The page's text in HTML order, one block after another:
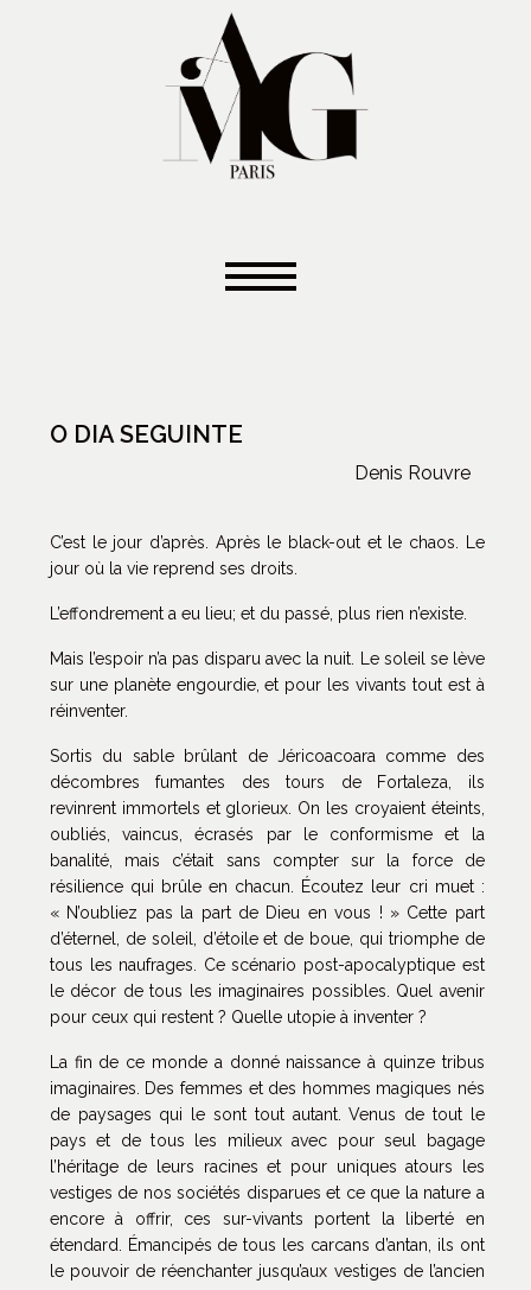
O DIA SEGUINTE
Denis Rouvre
C’est le jour d’après. Après le black-out et le chaos. Le
jour où la vie reprend ses droits.
L’effondrement a eu lieu; et du passé, plus rien n’existe.
Mais l’espoir n’a pas disparu avec la nuit. Le soleil se lève
sur une planète engourdie, et pour les vivants tout est à
réinventer.
Sortis du sable brûlant de Jéricoacoara comme des
décombres fumantes des tours de Fortaleza, ils
revinrent immortels et glorieux. On les croyaient éteints,
oubliés, vaincus, écrasés par le conformisme et la
banalité, mais c’était sans compter sur la force de
résilience qui brûle en chacun. Écoutez leur cri muet :
« N’oubliez pas la part de Dieu en vous ! » Cette part
d’éternel, de soleil, d’étoile et de boue, qui triomphe de
tous les naufrages. Ce scénario post-apocalyptique est
le décor de tous les imaginaires possibles. Quel avenir
pour ceux qui restent ? Quelle utopie à inventer ?
La fin de ce monde a donné naissance à quinze tribus
imaginaires. Des femmes et des hommes magiques nés
de paysages qui le sont tout autant. Venus de tout le
pays et de tous les milieux avec pour seul bagage
l’héritage de leurs racines et pour uniques atours les
vestiges de nos sociétés disparues et ce que la nature a
encore à offrir, ces sur-vivants portent la liberté en
étendard. Émancipés de tous les carcans d’antan, ils ont
le pouvoir de réenchanter jusqu’aux vestiges de l’ancien